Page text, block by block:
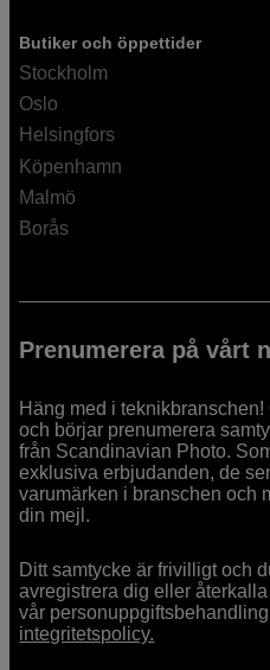
Butiker och öppettider
Stockholm
Oslo
Helsingfors
Köpenhamn
Malmö
Borås
Prenumerera på vårt
Häng med i
och börjar prenumerera
från Scandinavian Photo.
exklusiva erbjudanden, de
varumärken i branschen och
din mejl.
Ditt samtycke är frivilligt och
avregistrera dig eller
vår
integritetspolicy.